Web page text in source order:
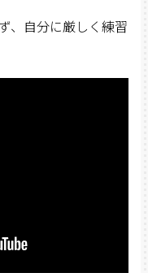
、自分に厳しく練習